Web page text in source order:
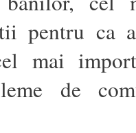
pentru ca
mai
de